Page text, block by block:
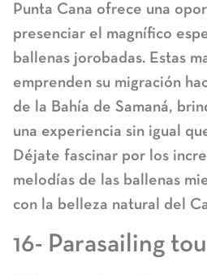
Punta Cana ofrece una
presenciar el magnífico
ballenas jorobadas. Estas
emprenden su migración
de la Bahía de Samaná,
una experiencia sin igual
Déjate fascinar por los
melodías de las ballenas
con la belleza natural del
16- Parasailing